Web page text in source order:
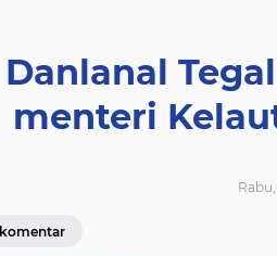
Danlanal
menteri
komentar